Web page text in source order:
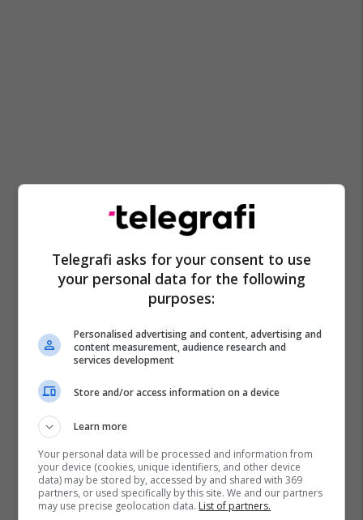
Telegrafi asks for your consent to use
your personal data for the following
purposes:
Personalised advertising and content, advertising and
content measurement, audience research and
services development
Store and/or access information on a device
Learn more
Your personal data will be processed and information from
your device (cookies, unique identifiers, and other device
data) may be stored by, accessed by and shared with 369
partners, or used specifically by this site. We and our partners
may use precise geolocation data. List of partners.